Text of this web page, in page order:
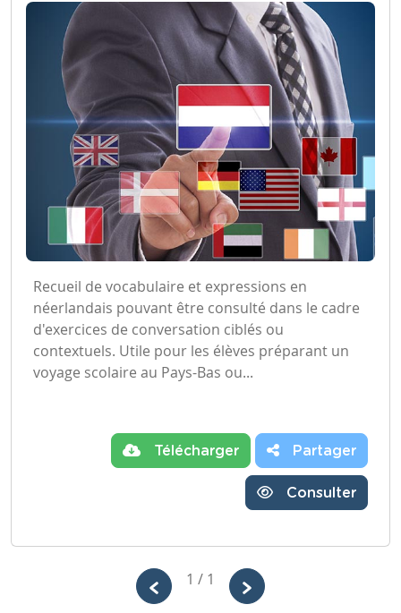
Recueil de vocabulaire et expressions en
néerlandais pouvant être consulté dans le cadre
d'exercices de conversation ciblés ou
contextuels. Utile pour les élèves préparant un
voyage scolaire au Pays-Bas ou...
Télécharger Partager
Consulter
1 / 1